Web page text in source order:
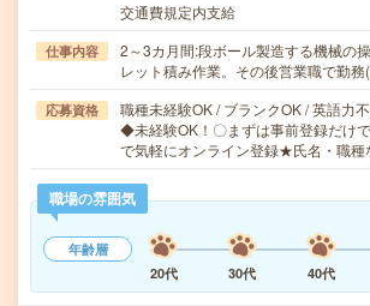
交通費規定内支給
仕事内容
2～3カ月間:段ボール製造する機械の
レット積み作業。その後営業職で勤
応募資格
職種未経験OK / ブランクOK / 英語力
◆未経験OK！〇まずは事前登録だけ
で気軽にオンライン登録★氏名・職
職場の雰囲気
年齢層
20代
30代 40代